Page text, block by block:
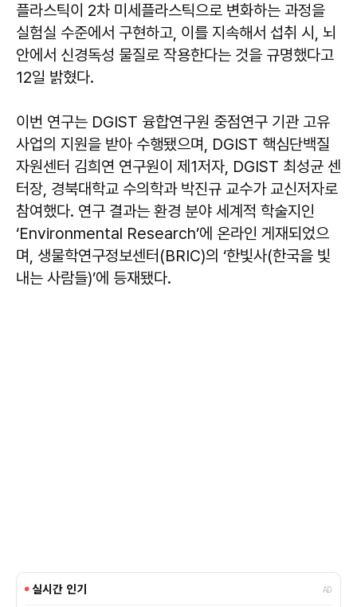
플라스틱이 2차 미세플라스틱으로 변화하는 과정을
실험실 수준에서 구현하고, 이를 지속해서 섭취 시, 뇌
안에서 신경독성 물질로 작용한다는 것을 규명했다고
12일 밝혔다.
이번 연구는 DGIST 융합연구원 중점연구 기관 고유
사업의 지원을 받아 수행됐으며, DGIST 핵심단백질
자원센터 김희연 연구원이 제1저자, DGIST 최성균 센
터장, 경북대학교 수의학과 박진규 교수가 교신저자로
참여했다. 연구 결과는 환경 분야 세계적 학술지인
‘Environmental Research’에 온라인 게재되었으
며, 생물학연구정보센터(BRIC)의 ‘한빛사(한국을 빛
내는 사람들)’에 등재됐다.